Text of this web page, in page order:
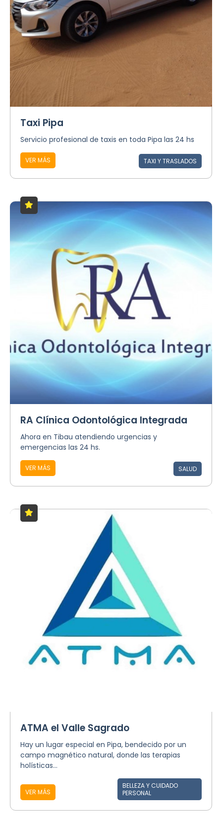
Taxi Pipa
Servicio profesional de taxis en toda Pipa las 24 hs
VER MÁS TAXI Y TRASLADOS
RA Clínica Odontológica Integrada
Ahora en Tibau atendiendo urgencias y
emergencias las 24 hs.
VER MÁS SALUD
ATMA el Valle Sagrado
Hay un lugar especial en Pipa, bendecido por un
campo magnético natural, donde las terapias
holísticas...
VER MÁS
BELLEZA Y CUIDADO
PERSONAL